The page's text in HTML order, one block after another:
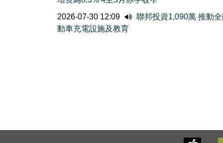
2026-07-30 12:09
聯邦投資1,090萬 推動
動車充電設施及教育